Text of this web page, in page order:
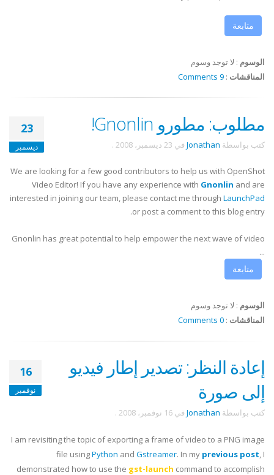
متابعة
الوسوم : لا توجد وسوم
المناقشات :
9 Comments
23
ديسمبر
مطلوب: مطورو Gnonlin!
كتب بواسطة Jonathan في 23 ديسمبر، 2008 .
We are looking for a few good contributors to help us with OpenShot
Video Editor! If you have any experience with Gnonlin and are
interested in joining our team, please contact me through LaunchPad
or post a comment to this blog entry.
Gnonlin has great potential to help empower the next wave of video
...
متابعة
الوسوم : لا توجد وسوم
المناقشات :
0 Comments
16
نوفمبر
إعادة النظر: تصدير إطار فيديو
إلى صورة
كتب بواسطة Jonathan في 16 نوفمبر، 2008 .
I am revisiting the topic of exporting a frame of video to a PNG image
file usingPython and Gstreamer. In my previous post, I
demonstrated how to use the gst-launch command to accomplish